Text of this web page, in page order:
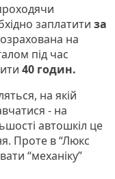
заплатити за
на
під час
40 годин.
на якій
- на
автошкіл це
Проте в “Люкс
“механіку”